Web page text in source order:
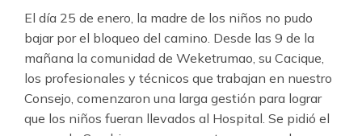
El día 25 de enero, la madre de los niños no pudo
bajar por el bloqueo del camino. Desde las 9 de la
mañana la comunidad de Weketrumao, su Cacique,
los profesionales y técnicos que trabajan en nuestro
Consejo, comenzaron una larga gestión para lograr
que los niños fueran llevados al Hospital. Se pidió el